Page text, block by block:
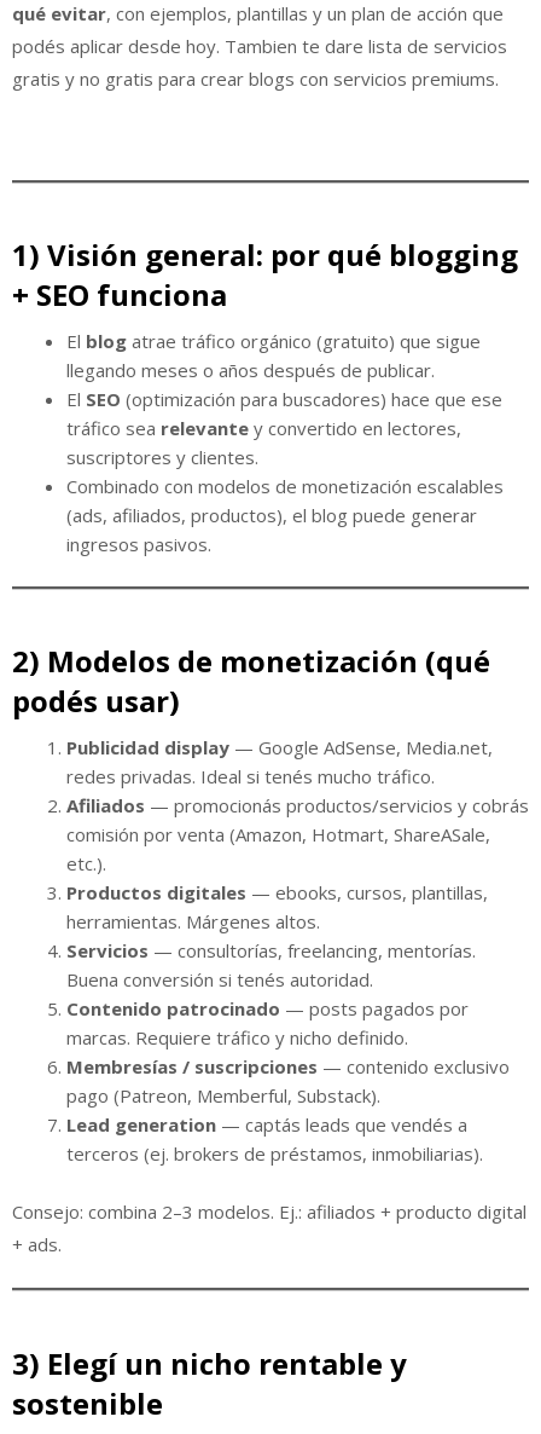
qué evitar, con ejemplos, plantillas y un plan de acción que
podés aplicar desde hoy. Tambien te dare lista de servicios
gratis y no gratis para crear blogs con servicios premiums.
1) Visión general: por qué blogging
+ SEO funciona
El blog atrae tráfico orgánico (gratuito) que sigue
llegando meses o años después de publicar.
El SEO (optimización para buscadores) hace que ese
tráfico sea relevante y convertido en lectores,
suscriptores y clientes.
Combinado con modelos de monetización escalables
(ads, afiliados, productos), el blog puede generar
ingresos pasivos.
2) Modelos de monetización (qué
podés usar)
Publicidad display — Google AdSense, Media.net,
redes privadas. Ideal si tenés mucho tráfico.
Afiliados — promocionás productos/servicios y cobrás
comisión por venta (Amazon, Hotmart, ShareASale,
etc.).
Productos digitales — ebooks, cursos, plantillas,
herramientas. Márgenes altos.
Servicios — consultorías, freelancing, mentorías.
Buena conversión si tenés autoridad.
Contenido patrocinado — posts pagados por
marcas. Requiere tráfico y nicho definido.
Membresías / suscripciones — contenido exclusivo
pago (Patreon, Memberful, Substack).
Lead generation — captás leads que vendés a
terceros (ej. brokers de préstamos, inmobiliarias).
Consejo: combina 2–3 modelos. Ej.: afiliados + producto digital
+ ads.
3) Elegí un nicho rentable y
sostenible